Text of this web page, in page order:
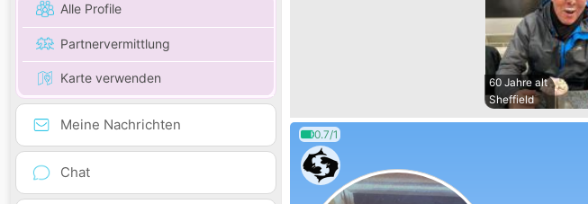
Alle Profile
Partnervermittlung
Karte verwenden
Meine Nachrichten
Chat
60 Jahre alt
Sheffield
0.7/1